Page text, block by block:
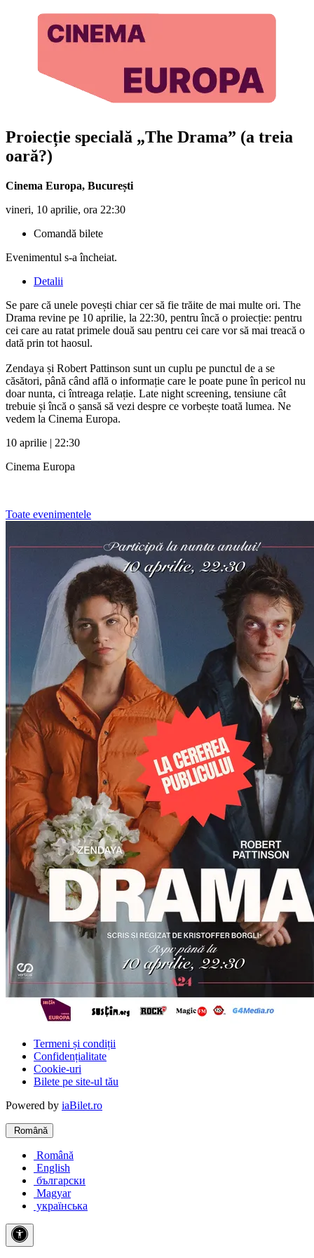
Proiecție specială „The Drama” (a treia
oară?)
Cinema Europa, București
vineri, 10 aprilie, ora 22:30
Comandă bilete
Evenimentul s-a încheiat.
Detalii
Se pare că unele povești chiar cer să fie trăite de mai multe ori. The
Drama revine pe 10 aprilie, la 22:30, pentru încă o proiecție: pentru
cei care au ratat primele două sau pentru cei care vor să mai treacă o
dată prin tot haosul.
Zendaya și Robert Pattinson sunt un cuplu pe punctul de a se
căsători, până când află o informație care le poate pune în pericol nu
doar nunta, ci întreaga relație. Late night screening, tensiune cât
trebuie și încă o șansă să vezi despre ce vorbește toată lumea. Ne
vedem la Cinema Europa.
10 aprilie | 22:30
Cinema Europa
Toate evenimentele
Termeni și condiții
Confidențialitate
Cookie-uri
Bilete pe site-ul tău
Powered by iaBilet.ro
Română
Română
English
български
Magyar
українська